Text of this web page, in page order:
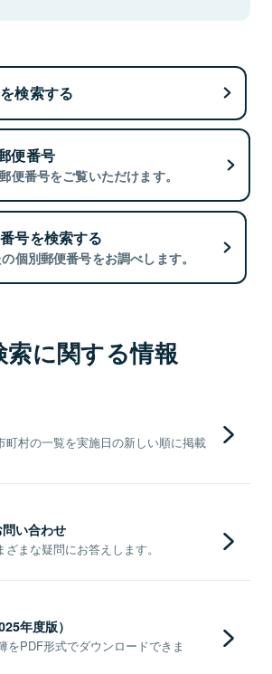
検索する
便番号
便番号をご覧いただけます。
号を検索する
個別郵便番号をお調べします。
索に関する情報
町村の一覧を実施日の新しい順に掲載
い合わせ
まな疑問にお答えします。
年度版）
をPDF形式でダウンロードできま